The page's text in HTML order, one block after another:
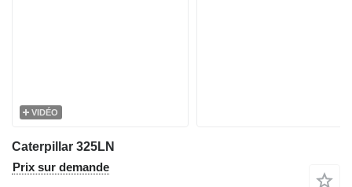
VIDÉO
Caterpillar 325LN
Prix sur demande